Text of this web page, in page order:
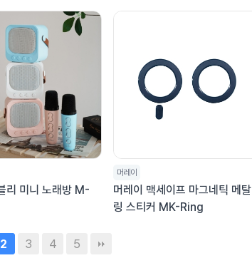
리 미니 노래방 M-
머레이
머레이 맥세이프 마그네틱 메탈
링 스티커 MK-Ring
2 3 4 5